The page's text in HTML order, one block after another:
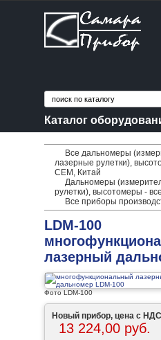
Каталог
Все дальномеры
лазерные рулетки),
CEM, Китай
Дальномеры
рулетки), высотомеры -
Все приборы
LDM-100
лазерный
Фото LDM-100
Новый прибор, цена с
13 224,00 руб.